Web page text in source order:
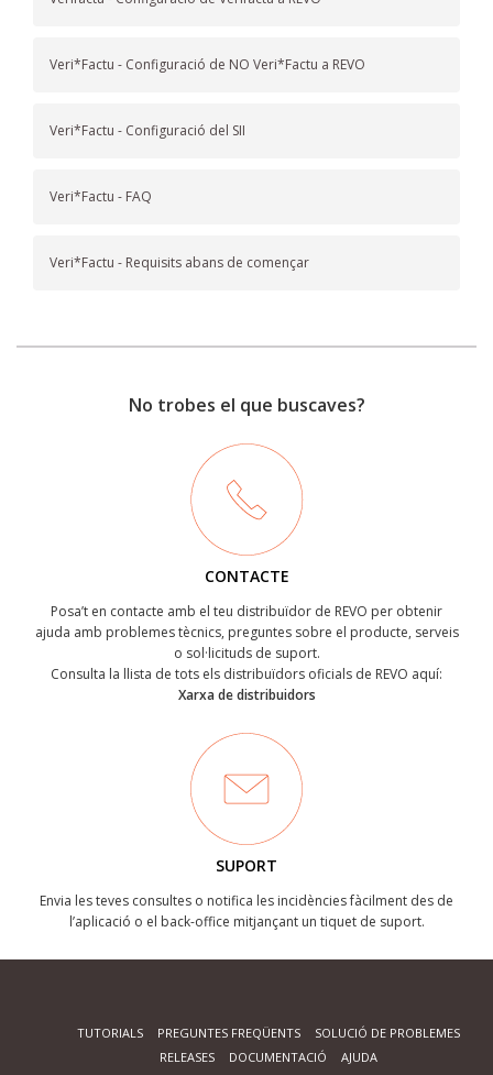
Veri*Factu - Configuració de NO Veri*Factu a REVO
Veri*Factu - Configuració del SII
Veri*Factu - FAQ
Veri*Factu - Requisits abans de començar
No trobes el que buscaves?
CONTACTE
Posa’t en contacte amb el teu distribuïdor de REVO per obtenir
ajuda amb problemes tècnics, preguntes sobre el producte, serveis
o sol·licituds de suport.
Consulta la llista de tots els distribuïdors oficials de REVO aquí:
Xarxa de distribuidors
SUPORT
Envia les teves consultes o notifica les incidències fàcilment des de
l’aplicació o el back-office mitjançant un tiquet de suport.
TUTORIALS PREGUNTES FREQÜENTS
SOLUCIÓ DE PROBLEMES
RELEASES
DOCUMENTACIÓ AJUDA